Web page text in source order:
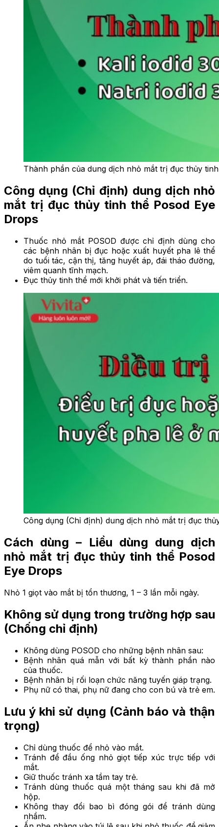
Thành phần của dung dịch nhỏ mắt trị đục thủy
Công dụng (Chỉ định) dung dịch nhỏ
mắt trị đục thủy tinh thể Posod Eye
Drops
Thuốc nhỏ mắt POSOD được chỉ định dùng cho
các bệnh nhân bị đục hoặc xuất huyết pha lê thể
do tuổi tác, cận thị, tăng huyết áp, đái tháo đường,
viêm quanh tĩnh mạch.
Đục thủy tinh thể mới khởi phát và tiến triển.
Công dụng (Chỉ định) dung dịch nhỏ mắt trị đục
Cách dùng – Liều dùng dung dịch
nhỏ mắt trị đục thủy tinh thể Posod
Eye Drops
Nhỏ 1 giọt vào mắt bị tổn thương, 1 – 3 lần mỗi ngày.
Không sử dụng trong trường hợp sau
(Chống chỉ định)
Không dùng POSOD cho những bệnh nhân sau:
Bệnh nhân quá mẫn với bất kỳ thành phần nào
của thuốc.
Bệnh nhân bị rối loạn chức năng tuyến giáp trạng.
Phụ nữ có thai, phụ nữ đang cho con bú và trẻ em.
Lưu ý khi sử dụng (Cảnh báo và thận
trọng)
Chỉ dùng thuốc để nhỏ vào mắt.
Tránh để đầu ống nhỏ giọt tiếp xúc trực tiếp với
mắt.
Giữ thuốc tránh xa tầm tay trẻ.
Tránh dùng thuốc quá một tháng sau khi đã mở
hộp.
Không thay đổi bao bì đóng gói để tránh dùng
nhầm.